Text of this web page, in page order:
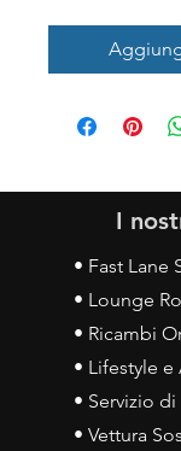
I
• Fast Lane
• Lounge
• Ricambi
• Lifestyle e
• Servizio di
• Vettura